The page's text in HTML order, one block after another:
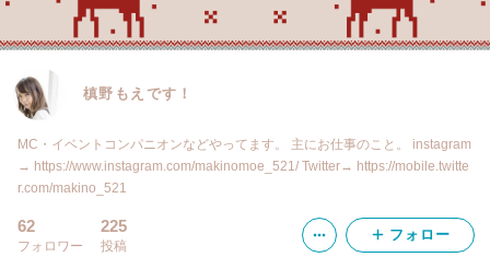
槙野もえです！
MC・イベントコンパニオンなどやってます。 主にお仕事のこと。 instagram
→ https://www.instagram.com/makinomoe_521/ Twitter→ https://mobile.twitte
r.com/makino_521
62
フォロワー
225
投稿
フォロー